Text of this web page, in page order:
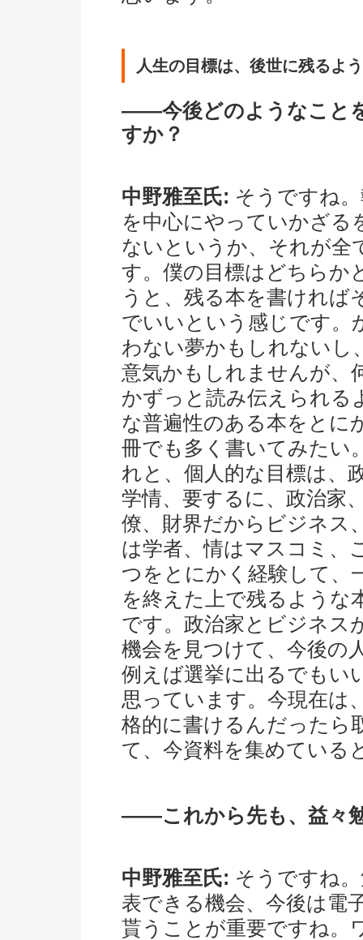
人生の目標は、後世に残るよ
――今後どのようなこと
すか？
中野雅至氏: そうですね
を中心にやっていかざる
ないというか、それが全
す。僕の目標はどちらか
うと、残る本を書ければ
でいいという感じです。
わない夢かもしれないし
意気かもしれませんが、
かずっと読み伝えられる
な普遍性のある本をとに
冊でも多く書いてみたい
れと、個人的な目標は、
学情、要するに、政治家
僚、財界だからビジネス
は学者、情はマスコミ、
つをとにかく経験して、
を終えた上で残るような
です。政治家とビジネス
機会を見つけて、今後の
例えば選挙に出るでもい
思っています。今現在は
格的に書けるんだったら
て、今資料を集めている
――これから先も、益々
中野雅至氏: そうですね
表できる機会、今後は電
貰うことが重要ですね。